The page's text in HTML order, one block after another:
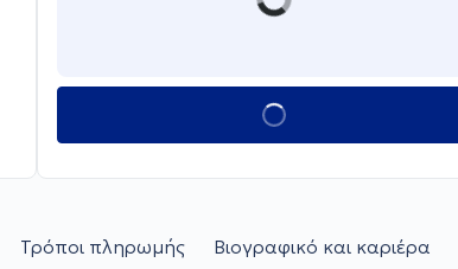
Τρόποι πληρωμής Βιογραφικό και καριέρα